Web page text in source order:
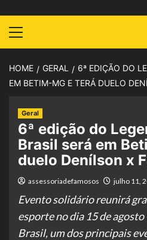
HOME GERAL
6ª EDIÇÃO DO
EM BETIM-MG E TERÁ DUELO
Geral
6ª edição do
Brasil será em
duelo Denílson x
assessoriadefamosos julho 11,
Evento solidário reunirá
esporte no dia 15 de agosto
Brasil, um dos principais